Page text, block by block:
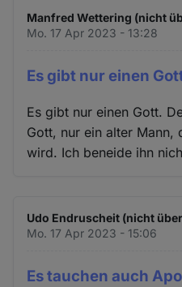
Manfred Wettering (nicht
Mo. 17 Apr 2023 - 13:28
Es gibt nur einen
Es gibt nur einen Gott.
Gott, nur ein alter
wird. Ich beneide ihn
Udo Endruscheit (nicht
Mo. 17 Apr 2023 - 15:06
Es tauchen auch